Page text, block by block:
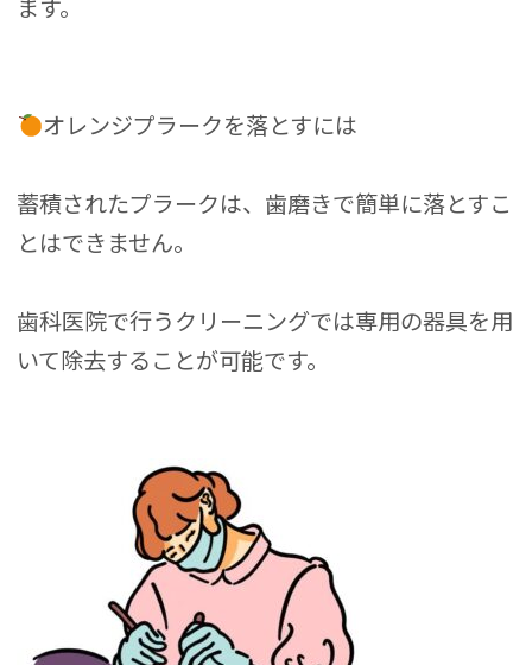
ます。
オレンジプラークを落とすには
蓄積されたプラークは、歯磨きで簡単に落とすこ
とはできません。
歯科医院で行うクリーニングでは専用の器具を用
いて除去することが可能です。